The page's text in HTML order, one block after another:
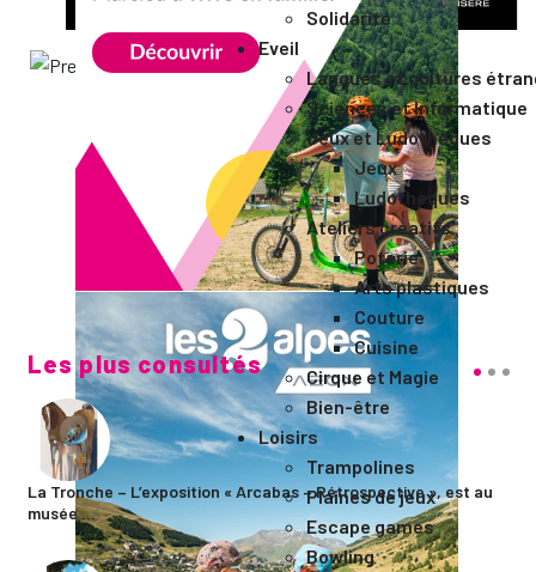
Solidarité
Eveil
Langues et cultures
Sciences et Informatique
Jeux et Ludothèques
Jeux
Ludothèques
Ateliers créatifs
Poterie
Arts plastiques
Couture
Cuisine
Cirque et Magie
Bien-être
Loisirs
Trampolines
Plaines de jeux
Escape games
Bowling
Les plus consultés
La Tronche – L’exposition « Arcabas – Rétrospective », est au
musée ...